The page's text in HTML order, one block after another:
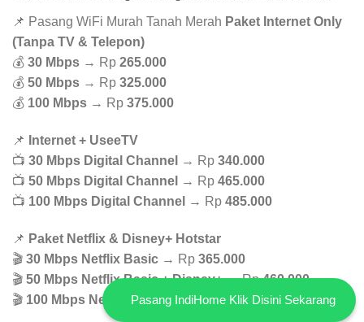
📌 Pasang WiFi Murah Tanah Merah Paket Internet Only
(Tanpa TV & Telepon)
💰 30 Mbps → Rp 265.000
💰 50 Mbps → Rp 325.000
💰 100 Mbps → Rp 375.000
📌
Internet + UseeTV
📺 30 Mbps Digital Channel → Rp 340.000
📺 50 Mbps Digital Channel → Rp 465.000
📺 100 Mbps Digital Channel → Rp 485.000
📌 Paket Netflix & Disney+ Hotstar
🎬 30 Mbps Netflix Basic → Rp 365.000
🎬 50 Mbps Netflix Basic + Disney+→ Rp460.000
🎬 100 Mbps Netflix Basic + Disney+ → Rp555.000
Pasang IndiHome Klik Disini Sekarang